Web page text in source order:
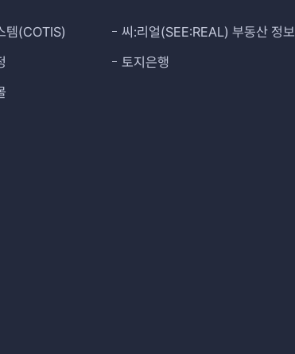
템(COTIS)
씨:리얼(SEE:REAL) 부동산 정보
토지은행